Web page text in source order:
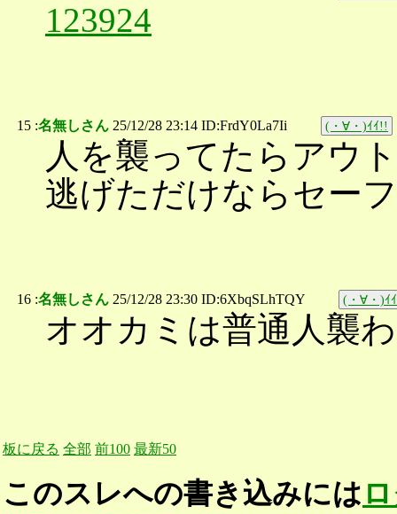
123924
15 :名無しさん 25/12/28 23:14 ID:FrdY0La7Ii (・∀・)ｲｲ!!
人を襲ってたらアウ
逃げただけならセーフ
16 :名無しさん 25/12/28 23:30 ID:6XbqSLhTQY (・∀・)ｲ
オオカミは普通人襲
板に戻る 全部 前100 最新50
このスレへの書き込みには